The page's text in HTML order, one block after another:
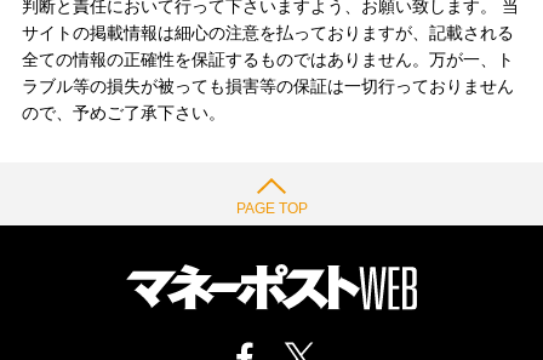
判断と責任において行って下さいますよう、お願い致します。 当
サイトの掲載情報は細心の注意を払っておりますが、記載される
全ての情報の正確性を保証するものではありません。万が一、ト
ラブル等の損失が被っても損害等の保証は一切行っておりません
ので、予めご了承下さい。
PAGE TOP